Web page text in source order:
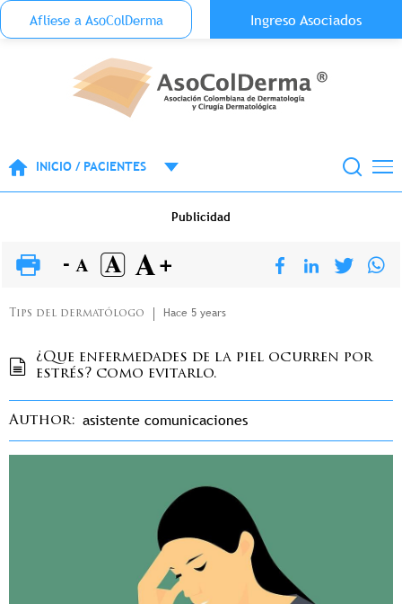
Pasar al contenido principal
Menu Top Anónimo
Aflíese a AsoColDerma Ingreso Asociados
INICIO / PACIENTES
Publicidad
Tips del dermatólogo Hace 5 years
¿Que enfermedades de la piel ocurren por
estrés? como evitarlo.
Author asistente comunicaciones